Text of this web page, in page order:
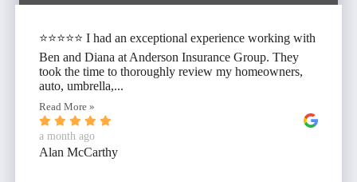
⭐⭐⭐⭐⭐ I had an exceptional experience working with
Ben and Diana at Anderson Insurance Group. They
took the time to thoroughly review my homeowners,
auto, umbrella,...
Read More »
a month ago
Alan McCarthy